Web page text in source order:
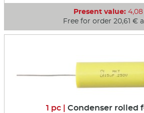
Present value:
Free for order 20,61 €
1 pc | Condenser rolled